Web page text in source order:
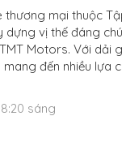
thương mại thuộc
dựng vị thế đáng
Motors. Với dải
đến nhiều lựa
sáng